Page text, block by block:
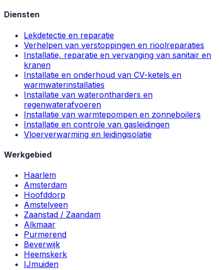
Diensten
Lekdetectie en reparatie
Verhelpen van verstoppingen en rioolreparaties
Installatie, reparatie en vervanging van sanitair en
kranen
Installatie en onderhoud van CV-ketels en
warmwaterinstallaties
Installatie van waterontharders en
regenwaterafvoeren
Installatie van warmtepompen en zonneboilers
Installatie en controle van gasleidingen
Vloerverwarming en leidingisolatie
Werkgebied
Haarlem
Amsterdam
Hoofddorp
Amstelveen
Zaanstad / Zaandam
Alkmaar
Purmerend
Beverwijk
Heemskerk
IJmuiden